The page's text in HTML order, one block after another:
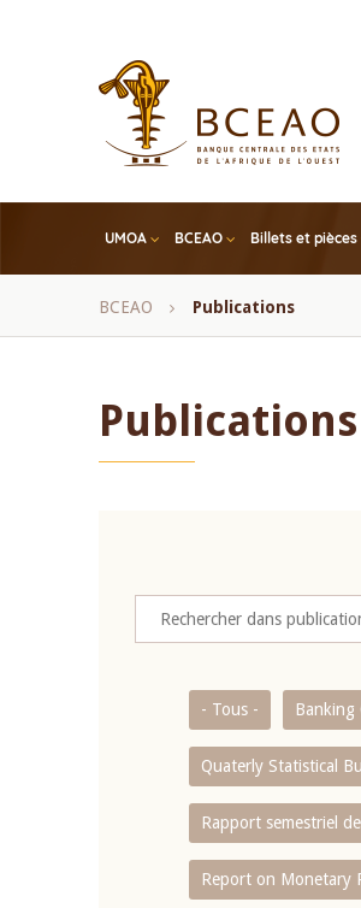
UMOA BCEAO Billets et pièces
Fil
BCEAO Publications
Publications
- Tous - Banking
Quaterly Statistical
Rapport semestriel
Report on Monetary